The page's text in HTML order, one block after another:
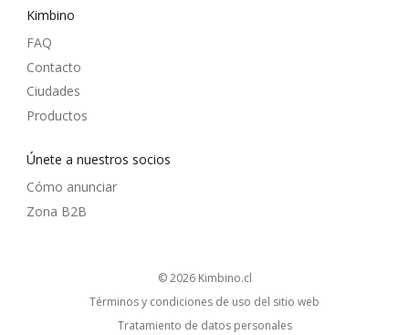
Kimbino
FAQ
Contacto
Ciudades
Productos
Únete a nuestros socios
Cómo anunciar
Zona B2B
© 2026 kimbino.cl
Términos y condiciones de uso del sitio web
Tratamiento de datos personales